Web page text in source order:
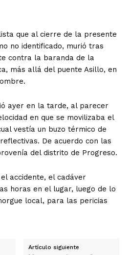
que al cierre de la presente
no identificado, murió tras
contra la baranda de la
más allá del puente Asillo, en
ayer en la tarde, al parecer
en que se movilizaba el
vestía un buzo térmico de
De acuerdo con las
del distrito de Progreso.
accidente, el cadáver
horas en el lugar, luego de lo
local, para las pericias
Artículo siguiente